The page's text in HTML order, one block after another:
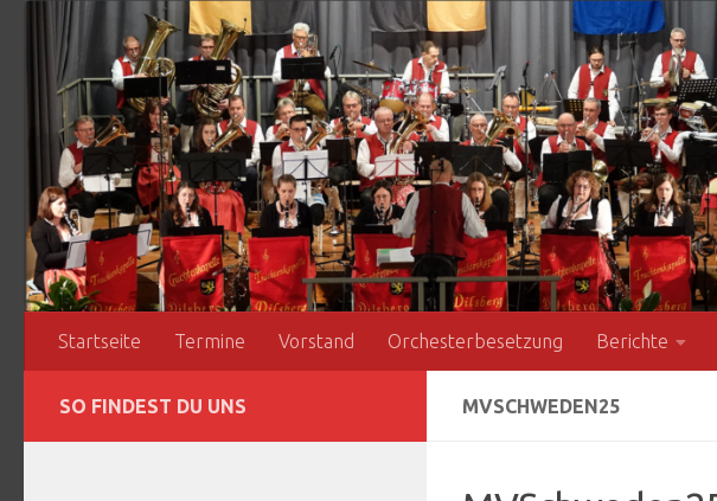
Zum Inhalt springen
Startseite Termine Vorstand Orchesterbesetzung Berichte
MVSCHWEDEN25
SO FINDEST DU UNS